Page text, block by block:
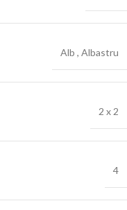
Alb , Albastru
2 x 2
4